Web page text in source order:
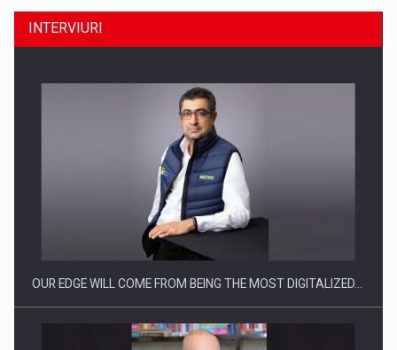
Producatorii si comerciantii care nu se supun noilor
INTERVIURI
OUR EDGE WILL COME FROM BEING THE MOST DIGITALIZED…